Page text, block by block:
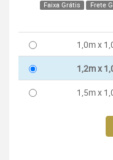
Faixa Grátis Frete
1,0m x
1,2m x
1,5m x